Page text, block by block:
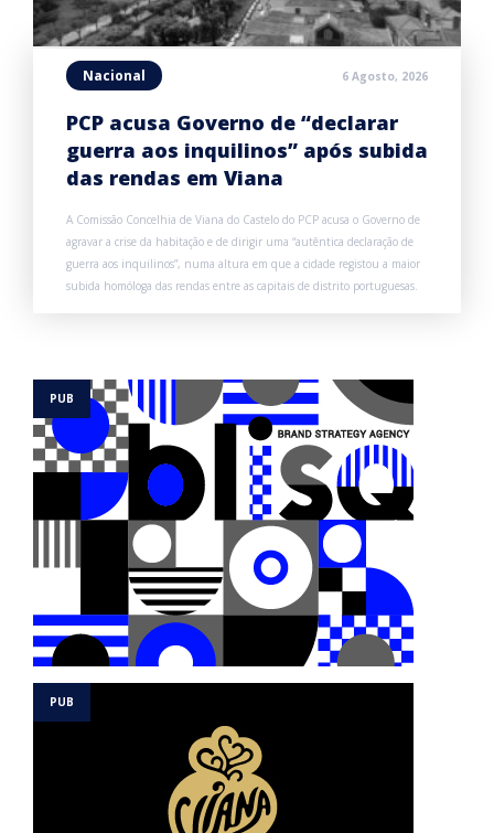
Nacional 6 Agosto, 2026
PCP acusa Governo de “declarar
guerra aos inquilinos” após subida
das rendas em Viana
A Comissão Concelhia de Viana do Castelo do PCP acusa o Governo de
agravar a crise da habitação e de dirigir uma “autêntica declaração de
guerra aos inquilinos”, numa altura em que a cidade registou a maior
subida homóloga das rendas entre as capitais de distrito portuguesas.